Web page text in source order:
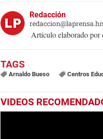
Redacción
Artículo elaborado
Arnaldo Bueso Centros
VIDEOS